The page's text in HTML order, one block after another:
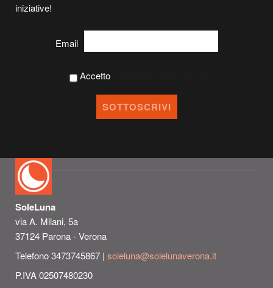
iniziative!
Email
Accetto
SoleLuna
via A. Milani, 5a
37124 Parona - Verona
Telefono 3473745867 | soleluna@solelunaverona.it
P.IVA 02507480230